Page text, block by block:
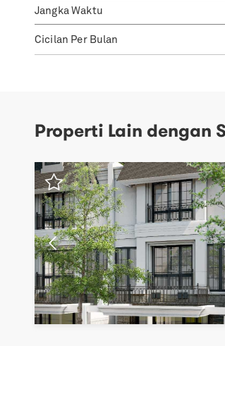
Jangka Waktu
Cicilan Per Bulan
Properti Lain dengan
Previous